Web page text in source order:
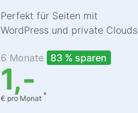
Perfekt für Seiten mit
WordPress und private Clouds
6 Monate 83 % sparen
1,-
€ pro Monat *